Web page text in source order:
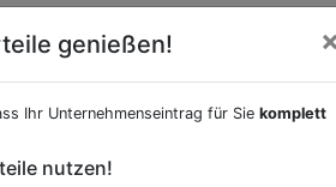
von
genießen!
Ihr Unternehmenseintrag für Sie komplett
nutzen!